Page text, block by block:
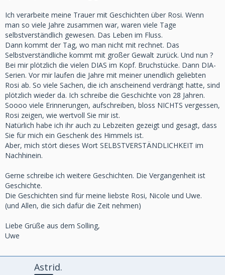
Ich verarbeite meine Trauer mit Geschichten über Rosi. Wenn
man so viele Jahre zusammen war, waren viele Tage
selbstverständlich gewesen. Das Leben im Fluss.
Dann kommt der Tag, wo man nicht mit rechnet. Das
Selbstverständliche kommt mit großer Gewalt zurück. Und nun ?
Bei mir plötzlich die vielen DIAS im Kopf. Bruchstücke. Dann DIA-
Serien. Vor mir laufen die Jahre mit meiner unendlich geliebten
Rosi ab. So viele Sachen, die ich anscheinend verdrängt hatte, sind
plötzlich wieder da. Ich schreibe die Geschichte von 28 Jahren.
Soooo viele Erinnerungen, aufschreiben, bloss NICHTS vergessen,
Rosi zeigen, wie wertvoll Sie mir ist.
Natürlich habe ich ihr auch zu Lebzeiten gezeigt und gesagt, dass
Sie für mich ein Geschenk des Himmels ist.
Aber, mich stört dieses Wort SELBSTVERSTÄNDLICHKEIT im
Nachhinein.
Gerne schreibe ich weitere Geschichten. Die Vergangenheit ist
Geschichte.
Die Geschichten sind für meine liebste Rosi, Nicole und Uwe.
(und Allen, die sich dafür die Zeit nehmen)
Liebe Grüße aus dem Solling,
Uwe
Astrid.